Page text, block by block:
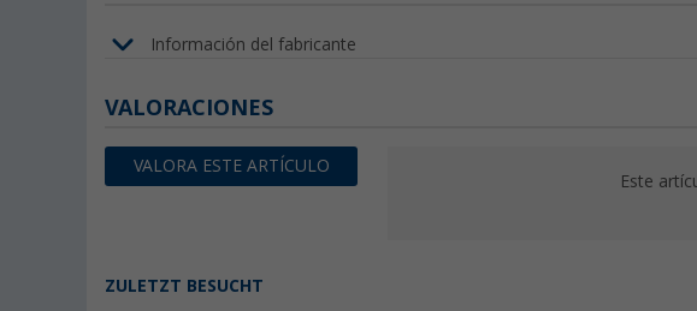
Información del fabricante
VALORACIONES
VALORA ESTE ARTÍCULO
Este
ZULETZT BESUCHT